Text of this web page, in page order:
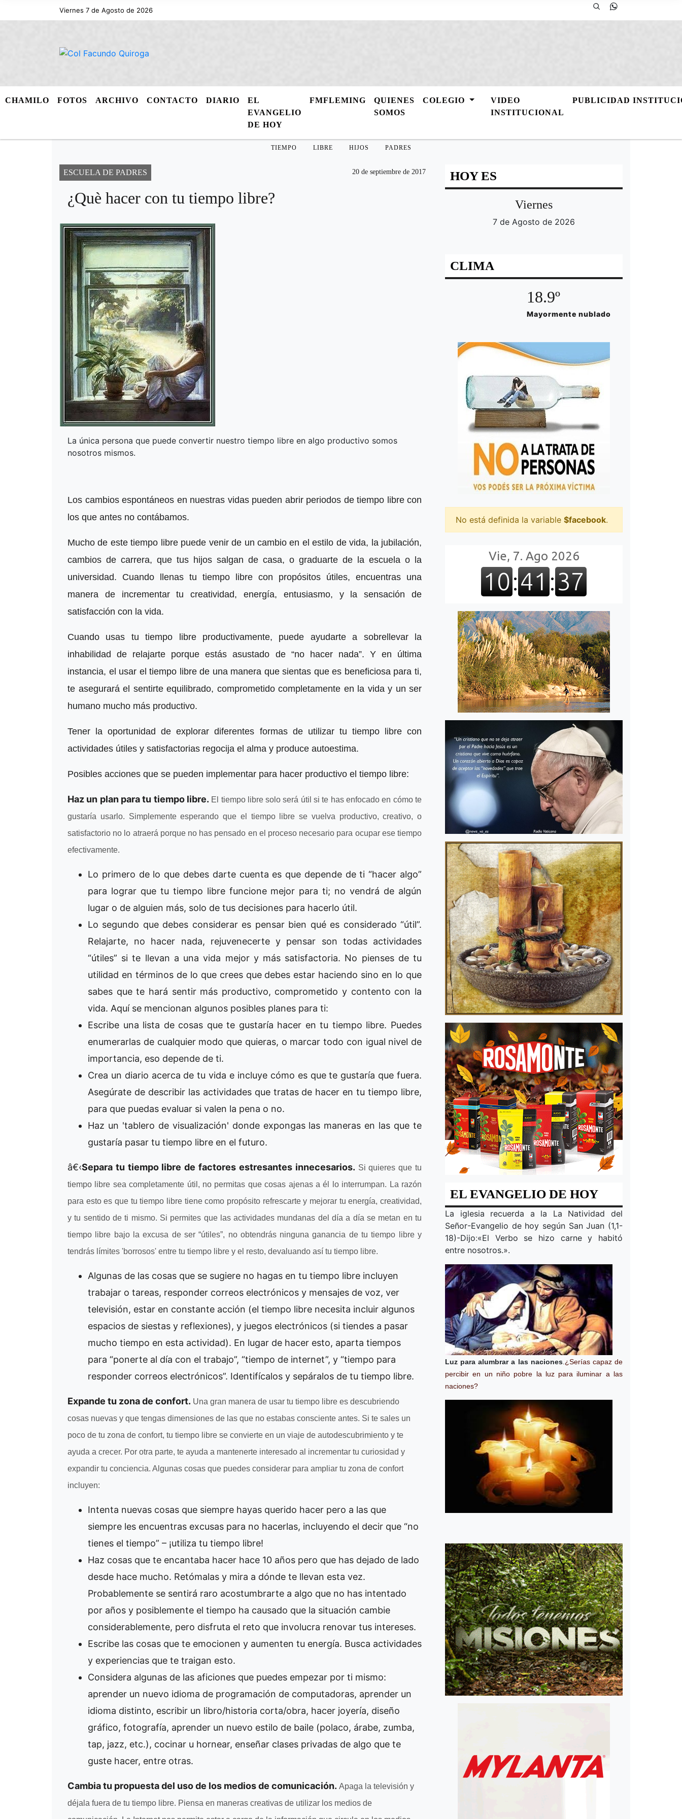
Viernes 7 de Agosto de 2026
CHAMILO FOTOS ARCHIVO CONTACTO DIARIO
EL
EVANGELIO
DE HOY
FMFLEMING
QUIENES
SOMOS
COLEGIO
VIDEO
INSTITUCIONAL
PUBLICIDAD
TIEMPO LIBRE HIJOS PADRES
ESCUELA DE PADRES 20 de septiembre de 2017
¿Què hacer con tu tiempo libre?
La única persona que puede convertir nuestro tiempo libre en algo productivo somos
nosotros mismos.
Los cambios espontáneos en nuestras vidas pueden abrir periodos de tiempo libre con
los que antes no contábamos.
Mucho de este tiempo libre puede venir de un cambio en el estilo de vida, la jubilación,
cambios de carrera, que tus hijos salgan de casa, o graduarte de la escuela o la
universidad. Cuando llenas tu tiempo libre con propósitos útiles, encuentras una
manera de incrementar tu creatividad, energía, entusiasmo, y la sensación de
satisfacción con la vida.
Cuando usas tu tiempo libre productivamente, puede ayudarte a sobrellevar la
inhabilidad de relajarte porque estás asustado de “no hacer nada”. Y en última
instancia, el usar el tiempo libre de una manera que sientas que es beneficiosa para ti,
te asegurará el sentirte equilibrado, comprometido completamente en la vida y un ser
humano mucho más productivo.
Tener la oportunidad de explorar diferentes formas de utilizar tu tiempo libre con
actividades útiles y satisfactorias regocija el alma y produce autoestima.
Posibles acciones que se pueden implementar para hacer productivo el tiempo libre:
Haz un plan para tu tiempo libre. El tiempo libre solo será útil si te has enfocado en cómo te
gustaría usarlo. Simplemente esperando que el tiempo libre se vuelva productivo, creativo, o
satisfactorio no lo atraerá porque no has pensado en el proceso necesario para ocupar ese tiempo
efectivamente.
Lo primero de lo que debes darte cuenta es que depende de ti “hacer algo”
para lograr que tu tiempo libre funcione mejor para ti; no vendrá de algún
lugar o de alguien más, solo de tus decisiones para hacerlo útil.
Lo segundo que debes considerar es pensar bien qué es considerado “útil”.
Relajarte, no hacer nada, rejuvenecerte y pensar son todas actividades
“útiles” si te llevan a una vida mejor y más satisfactoria. No pienses de tu
utilidad en términos de lo que crees que debes estar haciendo sino en lo que
sabes que te hará sentir más productivo, comprometido y contento con la
vida. Aquí se mencionan algunos posibles planes para ti:
Escribe una lista de cosas que te gustaría hacer en tu tiempo libre. Puedes
enumerarlas de cualquier modo que quieras, o marcar todo con igual nivel de
importancia, eso depende de ti.
Crea un diario acerca de tu vida e incluye cómo es que te gustaría que fuera.
Asegúrate de describir las actividades que tratas de hacer en tu tiempo libre,
para que puedas evaluar si valen la pena o no.
Haz un 'tablero de visualización' donde expongas las maneras en las que te
gustaría pasar tu tiempo libre en el futuro.
â€‹Separa tu tiempo libre de factores estresantes innecesarios. Si quieres que tu
tiempo libre sea completamente útil, no permitas que cosas ajenas a él lo interrumpan. La razón
para esto es que tu tiempo libre tiene como propósito refrescarte y mejorar tu energía, creatividad,
y tu sentido de ti mismo. Si permites que las actividades mundanas del día a día se metan en tu
tiempo libre bajo la excusa de ser “útiles”, no obtendrás ninguna ganancia de tu tiempo libre y
tendrás límites 'borrosos' entre tu tiempo libre y el resto, devaluando así tu tiempo libre.
Algunas de las cosas que se sugiere no hagas en tu tiempo libre incluyen
trabajar o tareas, responder correos electrónicos y mensajes de voz, ver
televisión, estar en constante acción (el tiempo libre necesita incluir algunos
espacios de siestas y reflexiones), y juegos electrónicos (si tiendes a pasar
mucho tiempo en esta actividad). En lugar de hacer esto, aparta tiempos
para “ponerte al día con el trabajo”, “tiempo de internet”, y “tiempo para
responder correos electrónicos”. Identifícalos y sepáralos de tu tiempo libre.
Expande tu zona de confort. Una gran manera de usar tu tiempo libre es descubriendo
cosas nuevas y que tengas dimensiones de las que no estabas consciente antes. Si te sales un
poco de tu zona de confort, tu tiempo libre se convierte en un viaje de autodescubrimiento y te
ayuda a crecer. Por otra parte, te ayuda a mantenerte interesado al incrementar tu curiosidad y
expandir tu conciencia. Algunas cosas que puedes considerar para ampliar tu zona de confort
incluyen:
Intenta nuevas cosas que siempre hayas querido hacer pero a las que
siempre les encuentras excusas para no hacerlas, incluyendo el decir que “no
tienes el tiempo” – ¡utiliza tu tiempo libre!
Haz cosas que te encantaba hacer hace 10 años pero que has dejado de lado
desde hace mucho. Retómalas y mira a dónde te llevan esta vez.
Probablemente se sentirá raro acostumbrarte a algo que no has intentado
por años y posiblemente el tiempo ha causado que la situación cambie
considerablemente, pero disfruta el reto que involucra renovar tus intereses.
Escribe las cosas que te emocionen y aumenten tu energía. Busca actividades
y experiencias que te traigan esto.
Considera algunas de las aficiones que puedes empezar por ti mismo:
aprender un nuevo idioma de programación de computadoras, aprender un
idioma distinto, escribir un libro/historia corta/obra, hacer joyería, diseño
gráfico, fotografía, aprender un nuevo estilo de baile (polaco, árabe, zumba,
tap, jazz, etc.), cocinar u hornear, enseñar clases privadas de algo que te
guste hacer, entre otras.
Cambia tu propuesta del uso de los medios de comunicación. Apaga la televisión y
déjala fuera de tu tiempo libre. Piensa en maneras creativas de utilizar los medios de
HOY ES
Viernes
7 de Agosto de 2026
CLIMA
18.9º
Mayormente nublado
No está definida la variable $facebook.
EL EVANGELIO DE HOY
La iglesia recuerda a la La Natividad del
Señor-Evangelio de hoy según San Juan (1,1-
18)-Dijo:«El Verbo se hizo carne y habitó
entre nosotros.».
Luz para alumbrar a las naciones. ¿Serías capaz de
percibir en un niño pobre la luz para iluminar a las
naciones?